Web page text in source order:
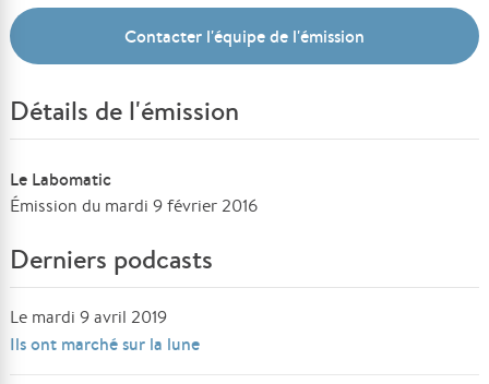
Contacter l'équipe de l'émission
Détails de l'émission
Le Labomatic
Émission du mardi 9 février 2016
Derniers podcasts
Le mardi 9 avril 2019
Ils ont marché sur la lune